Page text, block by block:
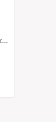
Hasta Anketleri